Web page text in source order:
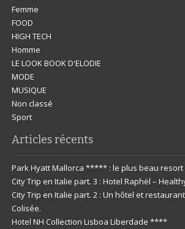
Femme
FOOD
HIGH TECH
Homme
LE LOOK BOOK D'ELODIE
MODE
MUSIQUE
Non classé
Sport
Articles récents
Park Hyatt Mallorca ***** : le plus beau resort
City Trip en Italie part. 3 : Hotel Raphël –
City Trip en Italie part. 2 : Un hôtel et
Colisée.
Hotel NH Collection Lisboa Liberdade ****